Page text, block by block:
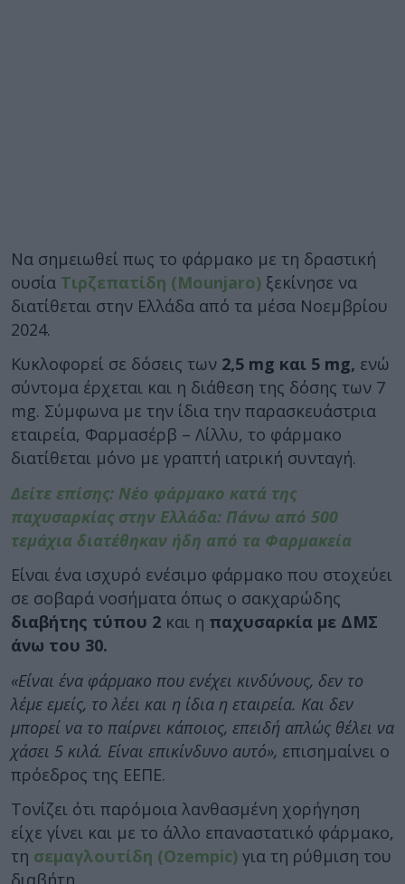
Να σημειωθεί πως το φάρμακο με τη δραστική
ουσία Τιρζεπατίδη (Mounjaro) ξεκίνησε να
διατίθεται στην Ελλάδα από τα μέσα Νοεμβρίου
2024.
Kυκλοφορεί σε δόσεις των 2,5 mg και 5 mg, ενώ
σύντομα έρχεται και η διάθεση της δόσης των 7
mg. Σύμφωνα με την ίδια την παρασκευάστρια
εταιρεία, Φαρμασέρβ – Λίλλυ, το φάρμακο
διατίθεται μόνο με γραπτή ιατρική συνταγή.
Δείτε επίσης: Νέο φάρμακο κατά της
παχυσαρκίας στην Ελλάδα: Πάνω από 500
τεμάχια διατέθηκαν ήδη από τα Φαρμακεία
Είναι ένα ισχυρό ενέσιμο φάρμακο που στοχεύει
σε σοβαρά νοσήματα όπως ο σακχαρώδης
διαβήτης τύπου 2 και η παχυσαρκία με ΔΜΣ
άνω του 30.
«Είναι ένα φάρμακο που ενέχει κινδύνους, δεν το
λέμε εμείς, το λέει και η ίδια η εταιρεία. Και δεν
μπορεί να το παίρνει κάποιος, επειδή απλώς θέλει να
χάσει 5 κιλά. Είναι επικίνδυνο αυτό», επισημαίνει ο
πρόεδρος της ΕΕΠΕ.
Τονίζει ότι παρόμοια λανθασμένη χορήγηση
είχε γίνει και με το άλλο επαναστατικό φάρμακο,
τη σεμαγλουτίδη (Ozempic) για τη ρύθμιση του
διαβήτη.